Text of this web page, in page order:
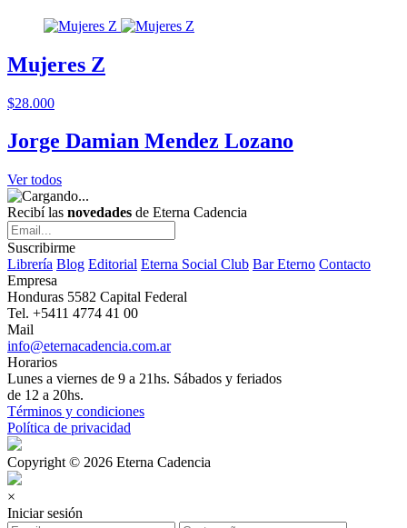
Mujeres Z
$28.000
Jorge Damian Mendez Lozano
Ver todos
Recibí las novedades de Eterna Cadencia
Suscribirme
Librería Blog Editorial Eterna Social Club Bar Eterno Contacto
Empresa
Honduras 5582 Capital Federal
Tel. +5411 4774 41 00
Mail
info@eternacadencia.com.ar
Horarios
Lunes a viernes de 9 a 21hs. Sábados y feriados
de 12 a 20hs.
Términos y condiciones
Política de privacidad
Copyright © 2026 Eterna Cadencia
×
Iniciar sesión